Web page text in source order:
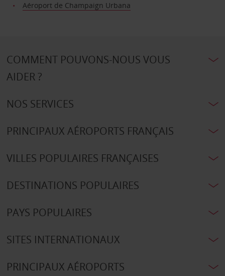
Aéroport de Champaign Urbana
COMMENT POUVONS-NOUS VOUS
AIDER ?
NOS SERVICES
PRINCIPAUX AÉROPORTS FRANÇAIS
VILLES POPULAIRES FRANÇAISES
DESTINATIONS POPULAIRES
PAYS POPULAIRES
SITES INTERNATIONAUX
PRINCIPAUX AÉROPORTS